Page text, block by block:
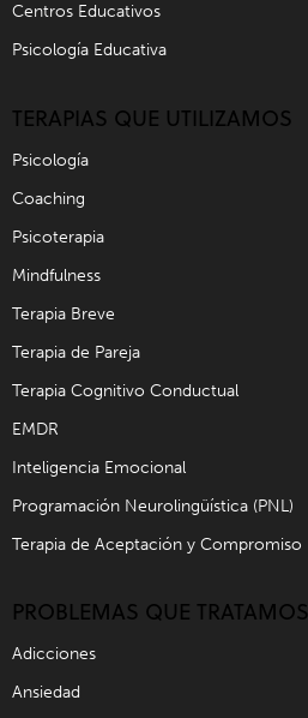
Centros Educativos
Psicología Educativa
TERAPIAS QUE UTILIZAMOS
Psicología
Coaching
Psicoterapia
Mindfulness
Terapia Breve
Terapia de Pareja
Terapia Cognitivo Conductual
EMDR
Inteligencia Emocional
Programación Neurolingüística (PNL)
Terapia de Aceptación y Compromiso
PROBLEMAS QUE TRATAMOS
Adicciones
Ansiedad